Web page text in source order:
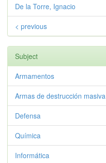
De la Torre, Ignacio
< previous
Subject
Armamentos
Armas de destrucción masiva
Defensa
Química
Informática